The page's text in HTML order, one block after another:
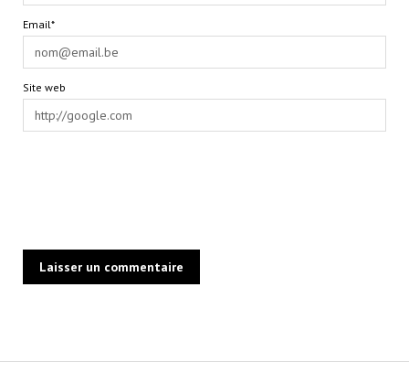
Email*
Site web